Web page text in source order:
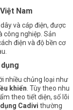
Nam
và cáp điện, được
công nghiệp. Sản
điện và độ bền cơ
nhiều chủng loại như
khiển . Tùy theo nhu
theo tiết diện, số lõi
Cadivi thường